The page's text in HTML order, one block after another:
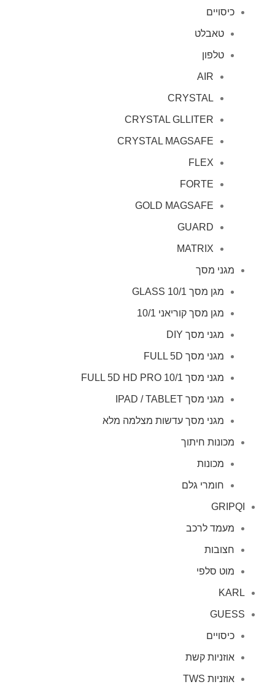
כיסויים
טאבלט
טלפון
AIR
CRYSTAL
CRYSTAL GLLITER
CRYSTAL MAGSAFE
FLEX
FORTE
GOLD MAGSAFE
GUARD
MATRIX
מגני מסך
מגן מסך GLASS 10/1
מגן מסך קוריאני 10/1
מגני מסך DIY
מגני מסך FULL 5D
מגני מסך FULL 5D HD PRO 10/1
מגני מסך IPAD / TABLET
מגני מסך עדשות מצלמה מלא
מכונות חיתוך
מכונות
חומרי גלם
GRIPQI
מעמד לרכב
חצובות
מוט סלפי
KARL
GUESS
כיסויים
אוזניות קשת
אוזניות TWS